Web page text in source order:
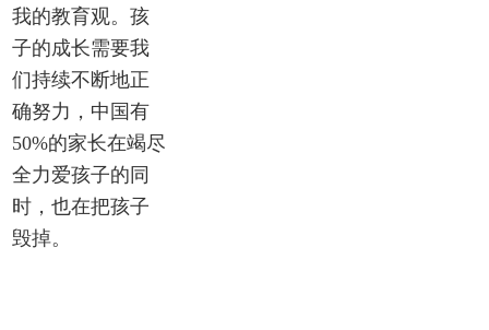
我的教育观。孩
子的成长需要我
们持续不断地正
确努力，中国有
50%的家长在竭尽
全力爱孩子的同
时，也在把孩子
毁掉。